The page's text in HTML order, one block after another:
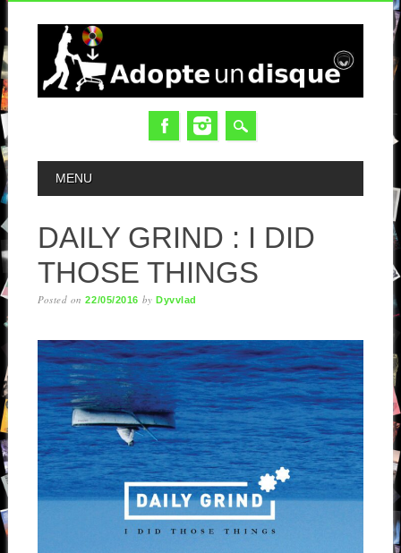
MAIN MENU
MENU
DAILY GRIND : I DID
THOSE THINGS
Posted on22/05/2016 byDyvvlad